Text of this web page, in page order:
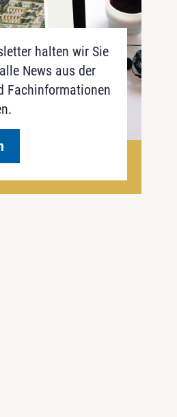
halten wir Sie
News aus der
Fachinformationen